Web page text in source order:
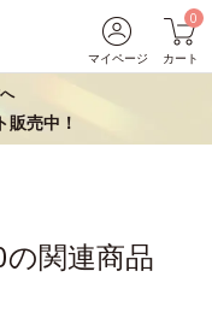
マイページ
0
カート
販売中！
関連商品